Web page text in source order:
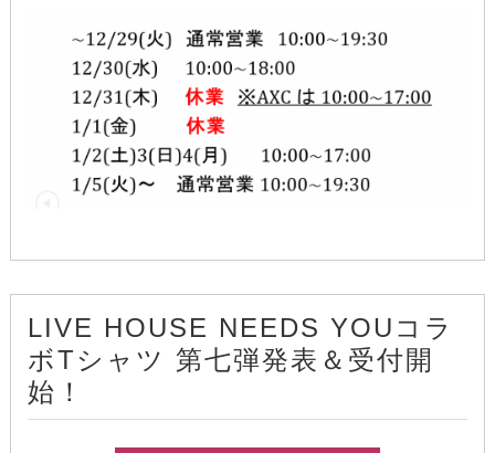
LIVE HOUSE NEEDS YOUコラ
ボTシャツ 第七弾発表＆受付開
始！